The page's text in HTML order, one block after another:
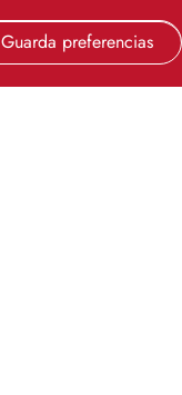
Guarda preferencias